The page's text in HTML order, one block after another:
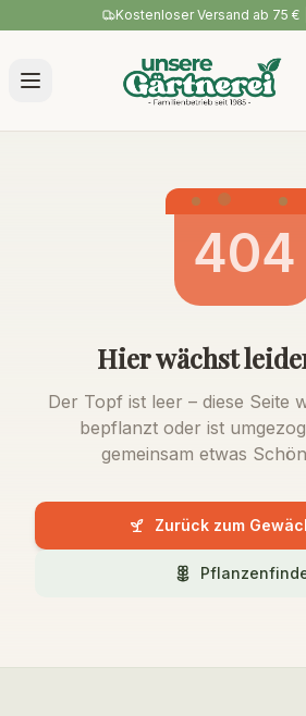
Kostenloser Versand ab 75 €
404
Hier wächst
Der Topf ist leer – diese Seite
bepflanzt oder ist
gemeinsam etwas
Zurück zum